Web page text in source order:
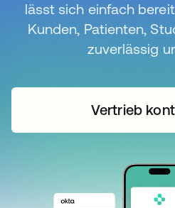
lässt sich einfach
Kunden, Patienten,
zuverlässig
Vertrieb